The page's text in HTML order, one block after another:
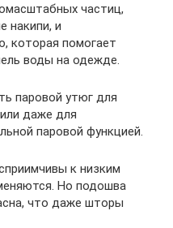
частиц,
накипи, и
которая помогает
воды на одежде.
паровой утюг для
даже для
паровой функцией.
к низким
Но подошва
что даже шторы